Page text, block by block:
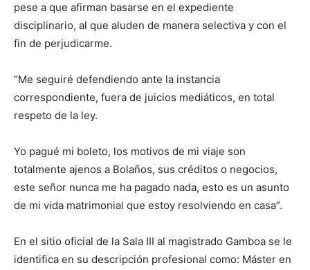
pese a que afirman basarse en el expediente
disciplinario, al que aluden de manera selectiva y con el
fin de perjudicarme.
“Me seguiré defendiendo ante la instancia
correspondiente, fuera de juicios mediáticos, en total
respeto de la ley.
Yo pagué mi boleto, los motivos de mi viaje son
totalmente ajenos a Bolaños, sus créditos o negocios,
este señor nunca me ha pagado nada, esto es un asunto
de mi vida matrimonial que estoy resolviendo en casa”.
En el sitio oficial de la Sala III al magistrado Gamboa se le
identifica en su descripción profesional como: Máster en